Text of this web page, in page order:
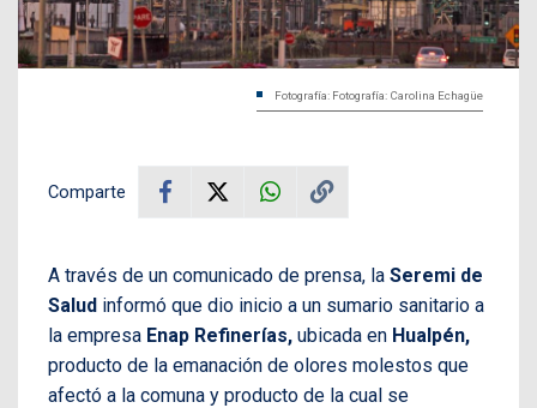
Fotografía: Fotografía: Carolina Echagüe
Comparte
A través de un comunicado de prensa, la Seremi de
Salud informó que dio inicio a un sumario sanitario a
la empresa Enap Refinerías, ubicada en Hualpén,
producto de la emanación de olores molestos que
afectó a la comuna y producto de la cual se